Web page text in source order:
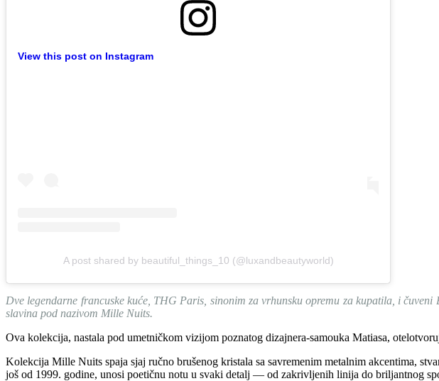
View this post on Instagram
A post shared by beautiful_things_10 (@luxandbeautyworld)
Dve legendarne francuske kuće, THG Paris, sinonim za vrhunsku opremu za kupatila, i
slavina pod nazivom Mille Nuits.
Ova kolekcija, nastala pod umetničkom vizijom poznatog dizajnera-samouka Matiasa,
Kolekcija Mille Nuits spaja sjaj ručno brušenog kristala sa savremenim metalnim akcentima,
još od 1999. godine, unosi poetičnu notu u svaki detalj — od zakrivljenih linija do briljantnog